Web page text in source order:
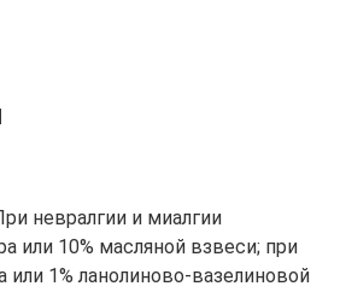
невралгии и миалгии
или 10% масляной взвеси; при
1% ланолиново-вазелиновой